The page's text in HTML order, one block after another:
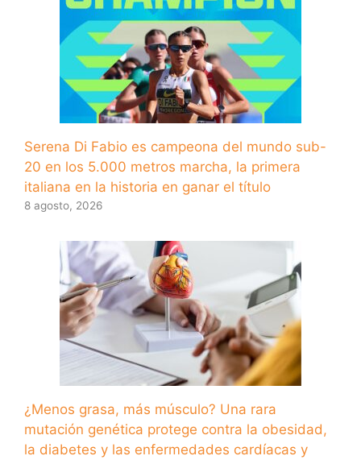
Serena Di Fabio es campeona del mundo sub-
20 en los 5.000 metros marcha, la primera
italiana en la historia en ganar el título
8 agosto, 2026
¿Menos grasa, más músculo? Una rara
mutación genética protege contra la obesidad,
la diabetes y las enfermedades cardíacas y